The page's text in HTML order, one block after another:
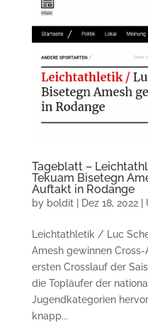
Tageblatt –
Tekuam Bisetegn
Auftakt in Rodange
by boldit| Dez 18, 2022|
Leichtathletik / Luc
Amesh gewinnen
ersten Crosslauf der
die Topläufer der
Jugendkategorien
knapp...